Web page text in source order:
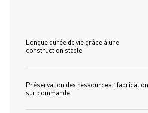
Longue durée de vie grâce à une
construction stable
Préservation des ressources : fabrication
sur commande